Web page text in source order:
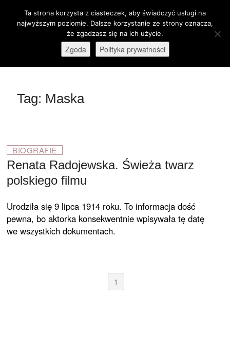
Otwórz pasek narzędzi
stare-kino.pl
ZAPRASZAMY
M
e
B
Tag: Maska
BIOGRAFIE
Renata Radojewska. Świeża twarz
polskiego filmu
Urodziła się 9 lipca 1914 roku. To informacja dość
pewna, bo aktorka konsekwentnie wpisywała tę datę
we wszystkich dokumentach.
1
Ta strona korzysta z ciasteczek, aby świadczyć usługi na
najwyższym poziomie. Dalsze korzystanie ze strony oznacza,
że zgadzasz się na ich użycie.
Zgoda Polityka prywatności